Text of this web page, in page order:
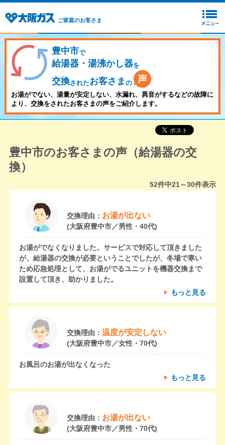
ご家庭のお客さま
豊中市で
給湯器・湯沸かし器を
交換されたお客さま の
お湯がでない、湯量が安定しない、水漏れ、異音がするなどの故障に
より、交換をされたお客さまの声をご紹介します。
豊中市のお客さまの声（給湯器の交
換）
52件中21～30件表示
交換理由： お湯が出ない
(大阪府豊中市／男性・40代)
お湯がでなくなりました。サービスで対応して頂きました
が、給湯器の交換が必要ということでしたが、冬場で寒い
ため応急処理として、お湯がでるユニットを機器交換まで
設置して頂き、助かりました。
もっと見る
交換理由： 温度が安定しない
(大阪府豊中市／女性・70代)
お風呂のお湯が出なくなった
もっと見る
交換理由： お湯が出ない
(大阪府豊中市／男性・70代)